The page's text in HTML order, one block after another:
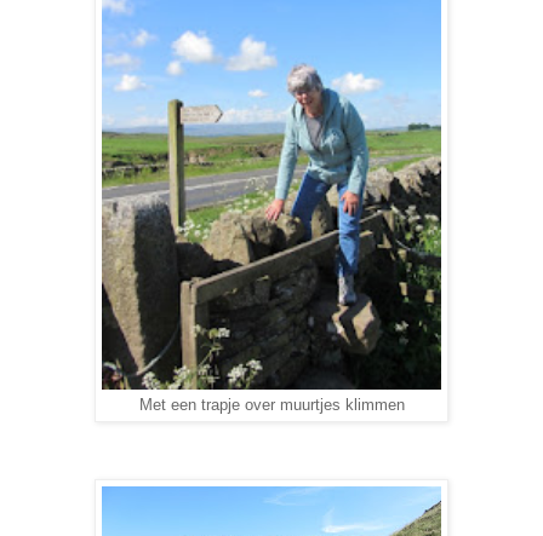
Met een trapje over muurtjes klimmen